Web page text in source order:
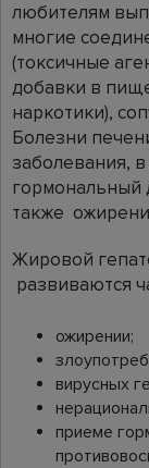
любителям
многие
(токсичные
добавки в
наркотики),
Болезни
заболевания,
гормональный
также
Жировой
развиваются
ожирении;
вирусных
приеме